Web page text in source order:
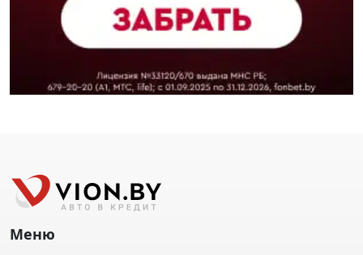
Меню